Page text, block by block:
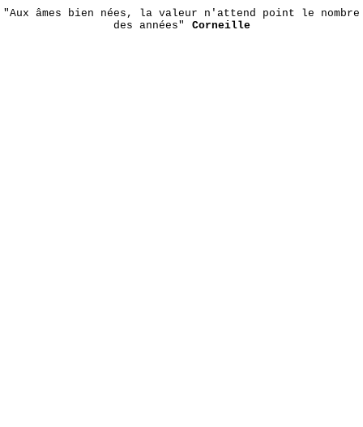
"Aux âmes bien nées, la valeur n'attend point le nombre
des années"
Corneille